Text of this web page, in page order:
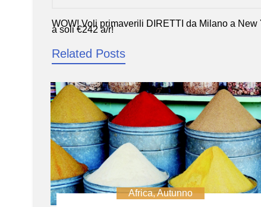
Navigazione
WOW! Voli primaverili DIRETTI da Milano a New
a soli €242 a/r!
Related Posts
Africa,Autunno